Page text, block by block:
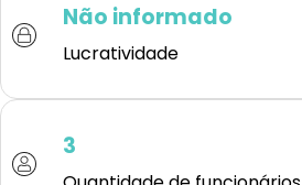
Não informado
Lucratividade
3